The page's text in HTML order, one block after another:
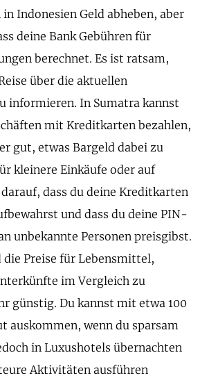
Indonesien Geld abheben, aber
deine Bank Gebühren für
berechnet. Es ist ratsam,
über die aktuellen
informieren. In Sumatra kannst
mit Kreditkarten bezahlen,
gut, etwas Bargeld dabei zu
kleinere Einkäufe oder auf
dass du deine Kreditkarten
und dass du deine PIN-
unbekannte Personen preisgibst.
die Preise für Lebensmittel,
im Vergleich zu
günstig. Du kannst mit etwa 100
auskommen, wenn du sparsam
in Luxushotels übernachten
Aktivitäten ausführen